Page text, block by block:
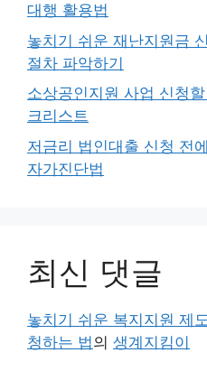
대행 활용법
놓치기 쉬운 재난지원금
절차 파악하기
소상공인지원 사업 신청
크리스트
저금리 법인대출 신청 전
자가진단법
최신 댓글
놓치기 쉬운 복지지원 제
청하는 법의 생계지킴이